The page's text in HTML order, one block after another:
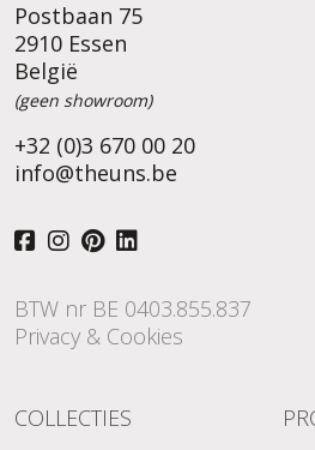
Postbaan 75
2910 Essen
België
(geen showroom)
+32 (0)3 670 00 20
info@theuns.be
BTW nr BE 0403.855.837
Privacy & Cookies
COLLECTIES